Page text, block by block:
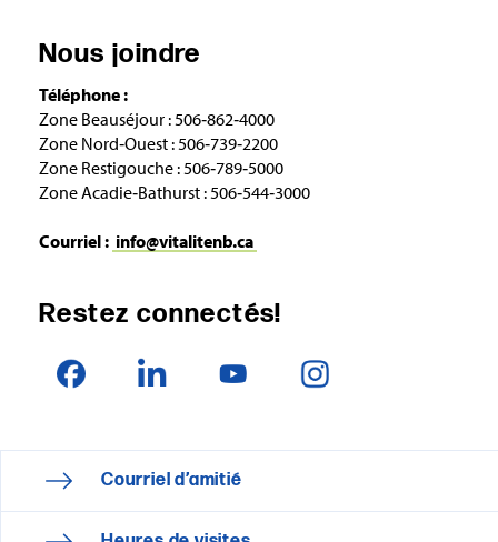
Nous joindre
Téléphone :
Zone Beauséjour : 506‑862‑4000
Zone Nord‑Ouest : 506‑739‑2200
Zone Restigouche : 506‑789‑5000
Zone Acadie‑Bathurst : 506‑544‑3000
Courriel : info@vitalitenb.ca
Restez connectés!
Courriel d’amitié